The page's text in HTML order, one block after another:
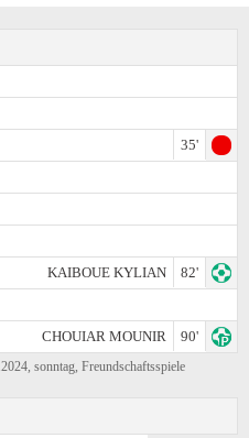
35'
KAIBOUE KYLIAN
82'
CHOUIAR MOUNIR
90'
sonntag, Freundschaftsspiele